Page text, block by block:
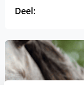
Deel: